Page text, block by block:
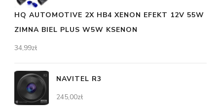
HQ AUTOMOTIVE 2X HB4 XENON EFEKT 12V 55W
ZIMNA BIEL PLUS W5W KSENON
34,99zł
NAVITEL R3
245,00zł